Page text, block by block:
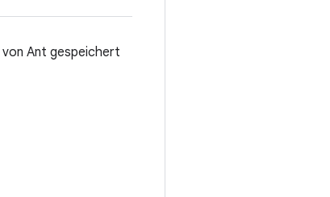
Ant gespeichert